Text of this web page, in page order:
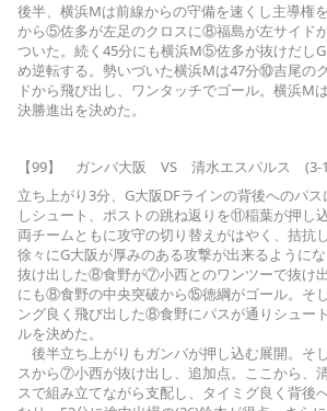
後半、横浜Mは前線からの守備を速くし主導権
から⑤佐多が左足のクロスに⑧福島が左サイド
ついた。続く45分にも横浜M⑤佐多が抜けだし
め逆転する。勢いづいた横浜Mは47分⑩吉尾の
ドから飛び出し、ワンタッチでゴール。横浜M
決勝進出を決めた。
【99】 ガンバ大阪 VS 清水エスパルス
立ち上がり3分、G大阪DFラインの背後へのパ
しシュート、ポストの跳ね返りを⑪稲葉が押し
両チームともに攻守の切り替えがはやく、拮抗
徐々にG大阪が厚みのある攻撃が出来るように
抜け出した⑧食野が⑦小西とのワンツーで抜け
にも⑧食野の中央突破から⑮徳綱がゴール。そ
ング良く飛び出した⑧食野にパスが通りシュー
ルを決めた。
後半立ち上がりもガンバが押し込む展開。そ
スから⑦小西が抜け出し、追加点。ここから、
スで組み立てながら支配し、タイミグ良く背後